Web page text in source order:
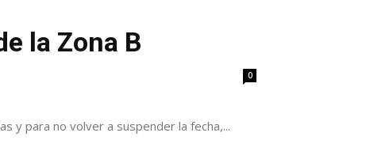
la Zona B
0
y para no volver a suspender la fecha,...